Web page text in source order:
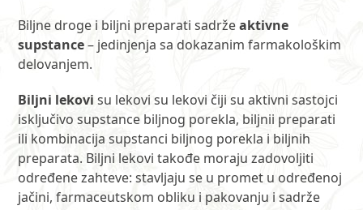
Biljne droge i biljni preparati sadržeaktivne
supstance– jedinjenja sa dokazanim farmakološkim
delovanjem.
Biljni lekovi su lekovi su lekovi čiji su aktivni sastojci
isključivo supstance biljnog porekla, biljnii preparati
ili kombinacija supstanci biljnog porekla i biljnih
preparata. Biljni lekovi takođe moraju zadovoljiti
određene zahteve: stavljaju se u promet u određenoj
jačini, farmaceutskom obliku i pakovanju i sadrže